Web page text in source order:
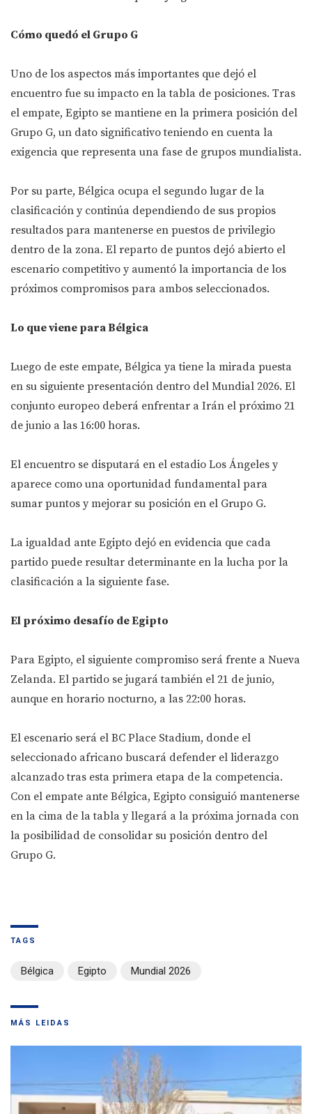
Cómo quedó el Grupo G
Uno de los aspectos más importantes que dejó el
encuentro fue su impacto en la tabla de posiciones. Tras
el empate, Egipto se mantiene en la primera posición del
Grupo G, un dato significativo teniendo en cuenta la
exigencia que representa una fase de grupos mundialista.
Por su parte, Bélgica ocupa el segundo lugar de la
clasificación y continúa dependiendo de sus propios
resultados para mantenerse en puestos de privilegio
dentro de la zona. El reparto de puntos dejó abierto el
escenario competitivo y aumentó la importancia de los
próximos compromisos para ambos seleccionados.
Lo que viene para Bélgica
Luego de este empate, Bélgica ya tiene la mirada puesta
en su siguiente presentación dentro del Mundial 2026. El
conjunto europeo deberá enfrentar a Irán el próximo 21
de junio a las 16:00 horas.
El encuentro se disputará en el estadio Los Ángeles y
aparece como una oportunidad fundamental para
sumar puntos y mejorar su posición en el Grupo G.
La igualdad ante Egipto dejó en evidencia que cada
partido puede resultar determinante en la lucha por la
clasificación a la siguiente fase.
El próximo desafío de Egipto
Para Egipto, el siguiente compromiso será frente a Nueva
Zelanda. El partido se jugará también el 21 de junio,
aunque en horario nocturno, a las 22:00 horas.
El escenario será el BC Place Stadium, donde el
seleccionado africano buscará defender el liderazgo
alcanzado tras esta primera etapa de la competencia.
Con el empate ante Bélgica, Egipto consiguió mantenerse
en la cima de la tabla y llegará a la próxima jornada con
la posibilidad de consolidar su posición dentro del
Grupo G.
TAGS
Bélgica Egipto Mundial 2026
MÁS LEIDAS